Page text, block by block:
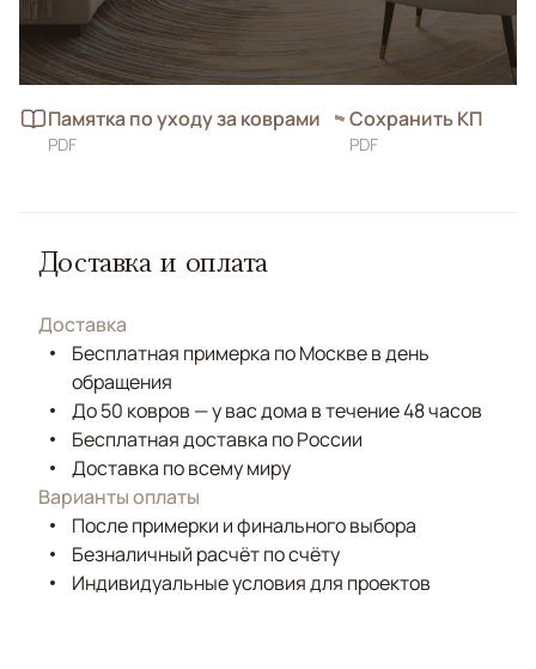
Памятка по уходу за коврами
PDF
Сохранить КП
PDF
Доставка и оплата
Доставка
Бесплатная примерка по Москве в день
обращения
До 50 ковров — у вас дома в течение 48 часов
Бесплатная доставка по России
Доставка по всему миру
Варианты оплаты
После примерки и финального выбора
Безналичный расчёт по счёту
Индивидуальные условия для проектов